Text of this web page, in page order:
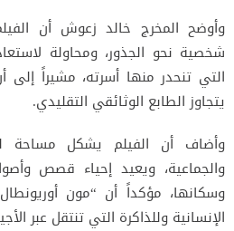
وأوضح المخرج خالد زعوش أن
شخصية نحو الجذور، ومحاولة
التي تنحدر منها أسرته، مشيراً إلى
يتجاوز الطابع الوثائقي التقليدي.
وأضاف أن الفيلم يشكل مساحة
والجماعية، ويعيد إحياء قصص
وسكانها، مؤكداً أن “مون
الإنسانية وللذاكرة التي تنتقل عبر